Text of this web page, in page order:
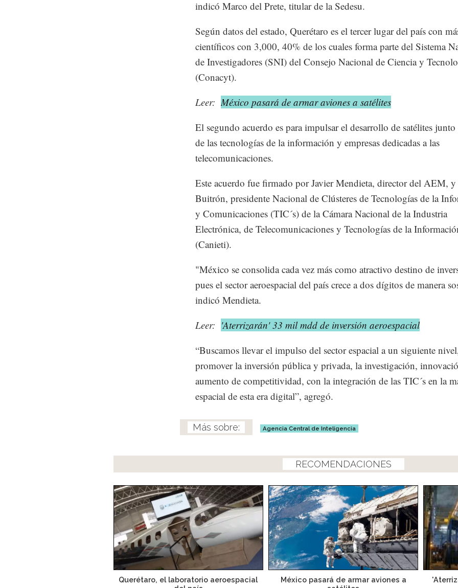
indicó Marco del Prete, titular de la Sedesu.
Según datos del estado, Querétaro es el tercer lugar del país con
científicos con 3,000, 40% de los cuales forma parte del Sistema
de Investigadores (SNI) del Consejo Nacional de Ciencia y
(Conacyt).
Leer: México pasará de armar aviones a satélites
El segundo acuerdo es para impulsar el desarrollo de satélites
de las tecnologías de la información y empresas dedicadas a las
telecomunicaciones.
Este acuerdo fue firmado por Javier Mendieta, director del AEM, y
Buitrón, presidente Nacional de Clústeres de Tecnologías de la
y Comunicaciones (TIC´s) de la Cámara Nacional de la Industria
Electrónica, de Telecomunicaciones y Tecnologías de la
(Canieti).
"México se consolida cada vez más como atractivo destino de
pues el sector aeroespacial del país crece a dos dígitos de manera
indicó Mendieta.
Leer: 'Aterrizarán' 33 mil mdd de inversión aeroespacial
“Buscamos llevar el impulso del sector espacial a un siguiente
promover la inversión pública y privada, la investigación,
aumento de competitividad, con la integración de las TIC´s en la
espacial de esta era digital”, agregó.
Agencia Central de Inteligencia
RECOMENDACIONES
Querétaro, el laboratorio aeroespacial
México pasará de armar aviones a